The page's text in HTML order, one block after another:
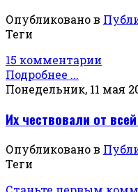
Опубликовано в
Теги
15 комментарии
Подробнее ...
Понедельник, 11 мая
Их чествовали от
Опубликовано в
Теги